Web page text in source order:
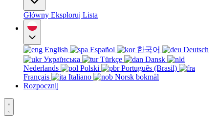
Główny Eksploruj Lista
English Español 한국어
Deutsch
Українська
Türkçe
Dansk
Nederlands
Polski
Português (Brasil)
Français
Italiano
Norsk bokmål
Rozpocznij